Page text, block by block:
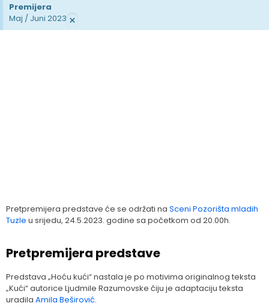
Premijera
Maj / Juni 2023 ×
Pretpremijera predstave će se održati na Sceni Pozorišta mladih
Tuzle u srijedu, 24.5.2023. godine sa početkom od 20.00h.
Pretpremijera predstave
Predstava „Hoću kući“ nastala je po motivima originalnog teksta
„Kući“ autorice Ljudmile Razumovske čiju je adaptaciju teksta
uradila Amila Beširović.